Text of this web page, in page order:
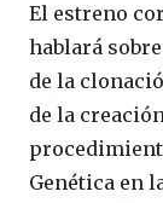
El estreno
hablará
de la
de la
Genética en